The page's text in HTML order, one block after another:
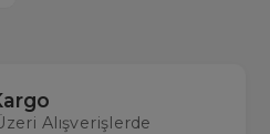
Alışverişlerde